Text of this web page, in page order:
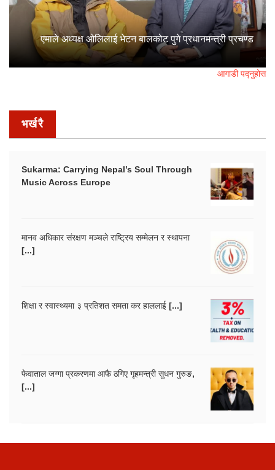
एमाले अध्यक्ष ओलिलाई भेटन बालकोट पुगे प्रधानमन्त्री प्रचण्ड
आगाडी पद्नुहोस
भर्खरै
Sukarma: Carrying Nepal’s Soul Through
Music Across Europe
मानव अधिकार संरक्षण मञ्चले राष्ट्रिय सम्मेलन र स्थापना
[...]
शिक्षा र स्वास्थ्यमा ३ प्रतिशत समता कर हाललाई [...]
फेवाताल जग्गा प्रकरणमा आफै ठगिए गृहमन्त्री सुधन गुरुङ,
[...]